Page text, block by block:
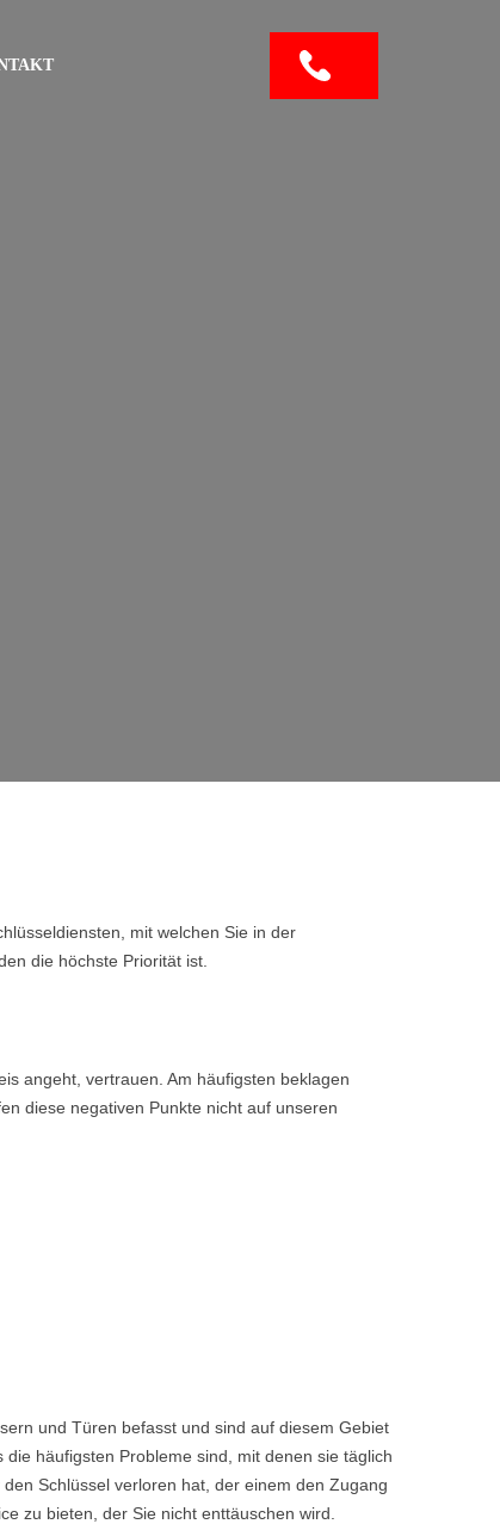
mit welchen Sie in der
die höchste Priorität ist.
angeht, vertrauen. Am häufigsten beklagen
diese negativen Punkte nicht auf unseren
und Türen befasst und sind auf diesem Gebiet
häufigsten Probleme sind, mit denen sie täglich
Schlüssel verloren hat, der einem den Zugang
zu bieten, der Sie nicht enttäuschen wird.